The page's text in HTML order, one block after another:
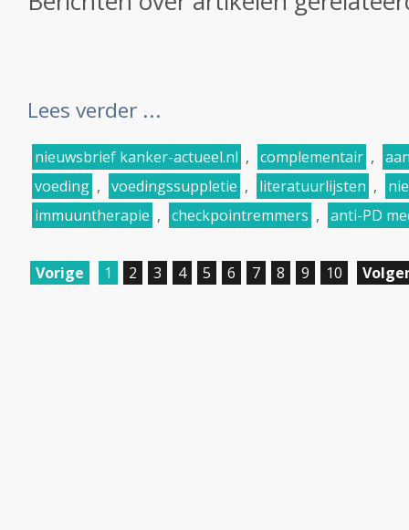
Lees verder ...
nieuwsbrief kanker-actueel.nl , complementair ,
voeding , voedingssuppletie , literatuurlijsten ,
immuuntherapie , checkpointremmers , anti-PD
Vorige 1 2 3 4 5 6 7 8 9 10